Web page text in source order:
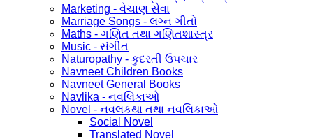
Marketing - વેચાણ સેવા
Marriage Songs - લગ્ન ગીતો
Maths - ગણિત તથા ગણિતશાસ્ત્ર
Music - સંગીત
Naturopathy - કુદરતી ઉપચાર
Navneet Children Books
Navneet General Books
Navlika - નવલિકાઓ
Novel - નવલકથા તથા નવલિકાઓ
Social Novel
Translated Novel